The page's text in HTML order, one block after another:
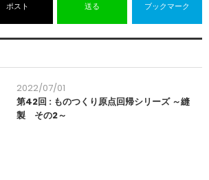
ポスト 送る ブックマーク
2022/07/01
第42回 : ものつくり原点回帰シリーズ ～縫
製 その2～